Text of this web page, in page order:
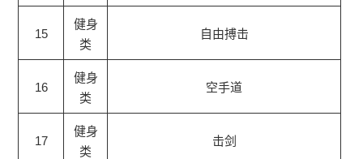
15
健身
类
自由搏击
16
健身
类
空手道
17
健身
类
击剑